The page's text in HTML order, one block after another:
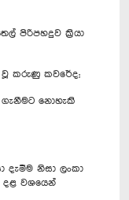
පිරිපහදුව ක්‍රියා
කරුණු කවරේද;
නොහැකි
නිසා ලංකා
දළ වශයෙන්